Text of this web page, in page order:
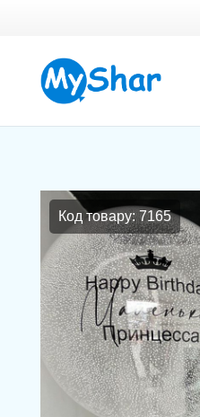
Код товару: 7165